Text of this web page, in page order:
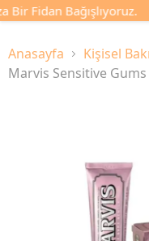
Fidan Bağışlıyoruz.
Anasayfa
Kişisel
Marvis Sensitive